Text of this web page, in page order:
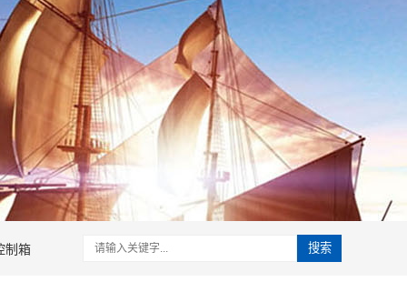
制箱 搜索